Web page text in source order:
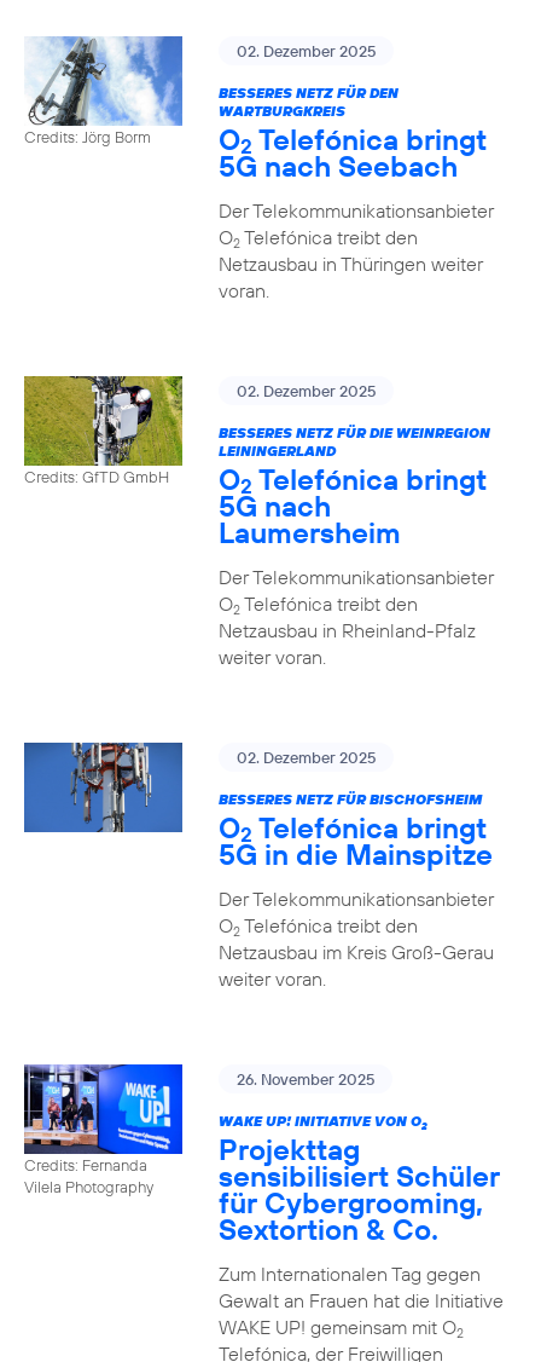
Credits: Jörg Borm
02. Dezember 2025
BESSERES NETZ FÜR DEN
WARTBURGKREIS
O2 Telefónica bringt
5G nach Seebach
Der Telekommunikationsanbieter
O2Telefónica treibt den
Netzausbau in Thüringen weiter
voran.
Credits: GfTD GmbH
02. Dezember 2025
BESSERES NETZ FÜR DIE WEINREGION
LEININGERLAND
O2 Telefónica bringt
5G nach
Laumersheim
Der Telekommunikationsanbieter
O2Telefónica treibt den
Netzausbau in Rheinland-Pfalz
weiter voran.
02. Dezember 2025
BESSERES NETZ FÜR BISCHOFSHEIM
O2 Telefónica bringt
5G in die Mainspitze
Der Telekommunikationsanbieter
O2Telefónica treibt den
Netzausbau im Kreis Groß-Gerau
weiter voran.
Credits: Fernanda
Vilela Photography
26. November 2025
WAKE UP! INITIATIVE VON O2
Projekttag
sensibilisiert Schüler
für Cybergrooming,
Sextortion & Co.
Zum Internationalen Tag gegen
Gewalt an Frauen hat die Initiative
WAKE UP! gemeinsam mit O2
Telefónica, der Freiwilligen